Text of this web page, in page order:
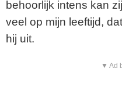
behoorlijk intens kan
veel op mijn leeftijd,
hij uit.
▼ Ad